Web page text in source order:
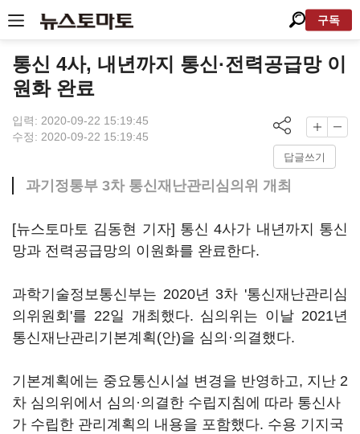
구독
통신 4사, 내년까지 통신·전력공급망 이
원화 완료
입력: 2020-09-22 15:19:45
수정: 2020-09-22 15:19:45
답글쓰기
과기정통부 3차 통신재난관리심의위 개최
[뉴스토마토 김동현 기자] 통신 4사가 내년까지 통신
망과 전력공급망의 이원화를 완료한다.
과학기술정보통신부는 2020년 3차 '통신재난관리심
의위원회'를 22일 개최했다. 심의위는 이날 2021년
통신재난관리기본계획(안)을 심의·의결했다.
기본계획에는 중요통신시설 변경을 반영하고, 지난 2
차 심의위에서 심의·의결한 수립지침에 따라 통신사
가 수립한 관리계획의 내용을 포함했다. 수용 기지국